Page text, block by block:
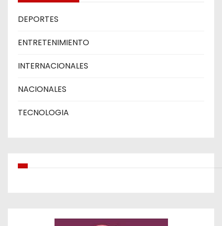
DEPORTES
ENTRETENIMIENTO
INTERNACIONALES
NACIONALES
TECNOLOGIA